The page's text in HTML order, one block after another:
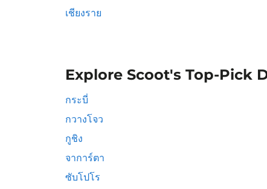
เชียงราย
Explore Scoot's Top-Pick
กระบี่
กวางโจว
กูชิง
จาการ์ตา
ซับโปโร